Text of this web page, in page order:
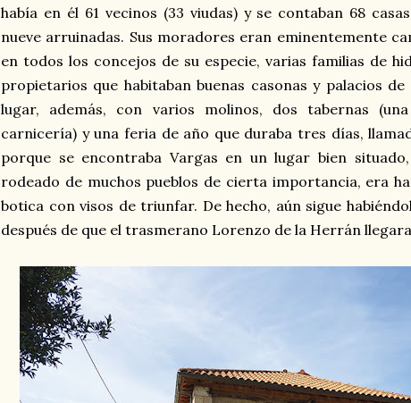
había en él 61 vecinos (33 viudas) y se contaban 68
nueve arruinadas. Sus moradores eran eminentemente
en todos los concejos de su especie, varias familias de
propietarios que habitaban buenas casonas y palacios
lugar, además, con varios molinos, dos tabernas
carnicería) y una feria de año que duraba tres días,
porque se encontraba Vargas en un lugar bien
rodeado de muchos pueblos de cierta importancia, era
botica con visos de triunfar. De hecho, aún sigue
después de que el trasmerano Lorenzo de la Herrán